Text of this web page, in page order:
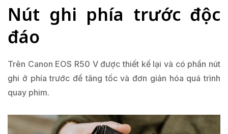
Nút ghi phía trước độc
đáo
Trên Canon EOS R50 V được thiết kế lại và có phần nút
ghi ở phía trước để tăng tốc và đơn giản hóa quá trình
quay phim.